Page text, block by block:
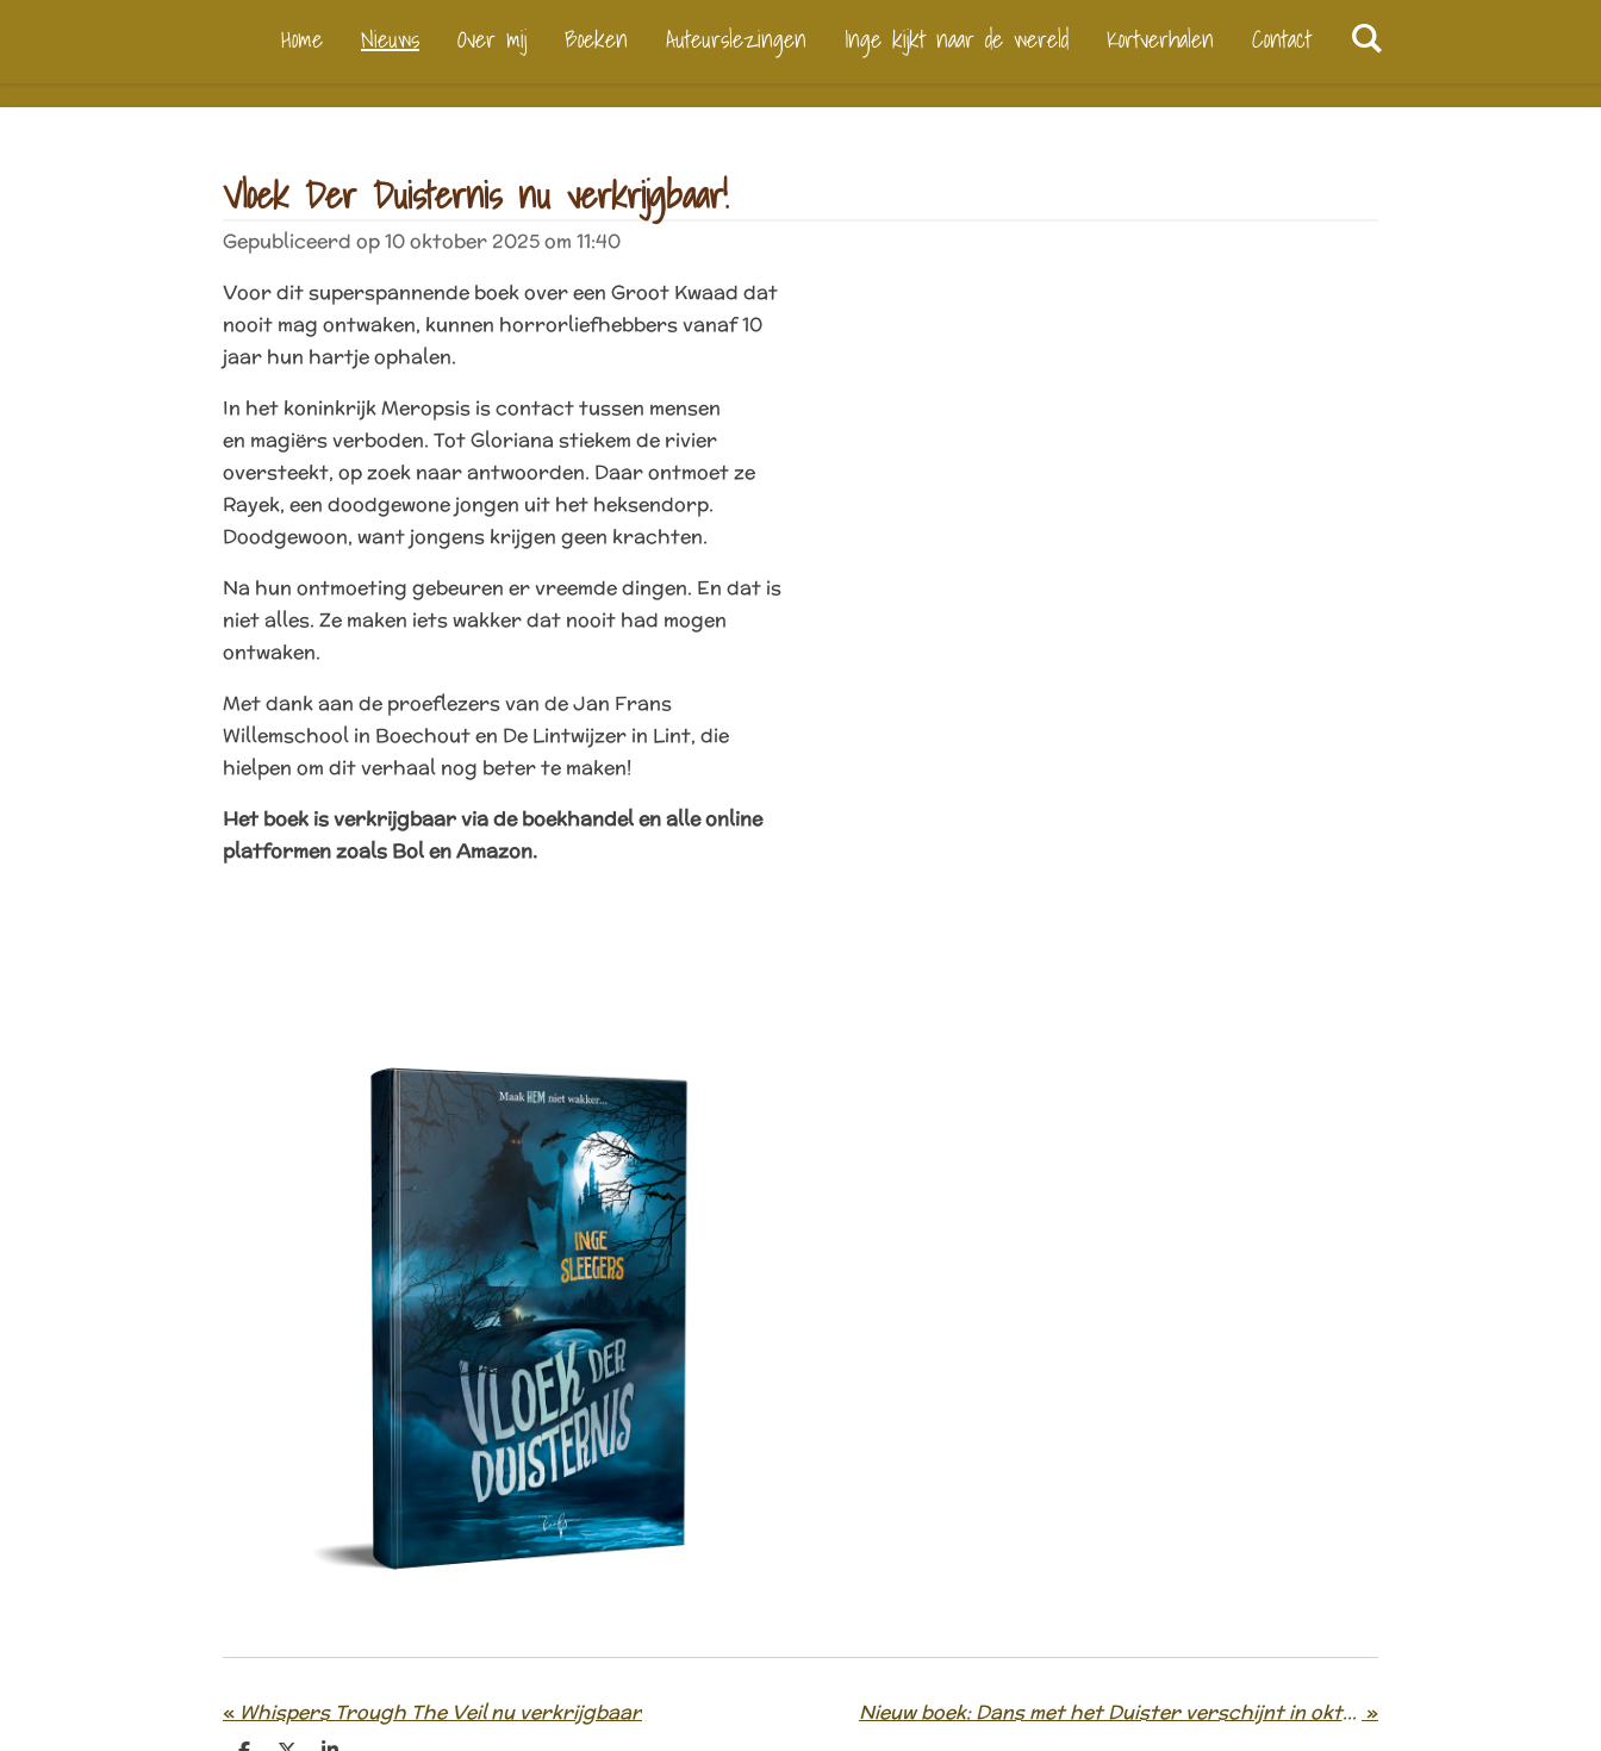
Home Nieuws Over mij Boeken Auteurslezingen Inge kijkt naar de wereld Kortverhalen Contact
Vloek Der Duisternis nu verkrijgbaar!
Gepubliceerd op 10 oktober 2025 om 11:40
Voor dit superspannende boek over een Groot Kwaad dat
nooit mag ontwaken, kunnen horrorliefhebbers vanaf 10
jaar hun hartje ophalen.
In het koninkrijk Meropsis is contact tussen mensen
en magiërs verboden. Tot Gloriana stiekem de rivier
oversteekt, op zoek naar antwoorden. Daar ontmoet ze
Rayek, een doodgewone jongen uit het heksendorp.
Doodgewoon, want jongens krijgen geen krachten.
Na hun ontmoeting gebeuren er vreemde dingen. En dat is
niet alles. Ze maken iets wakker dat nooit had mogen
ontwaken.
Met dank aan de proeflezers van de Jan Frans
Willemschool in Boechout en De Lintwijzer in Lint, die
hielpen om dit verhaal nog beter te maken!
Het boek is verkrijgbaar via de boekhandel en alle online
platformen zoals Bol en Amazon.
« Whispers Trough The Veil nu verkrijgbaar Nieuw boek: Dans met het Duister verschijnt in oktober 2026! »